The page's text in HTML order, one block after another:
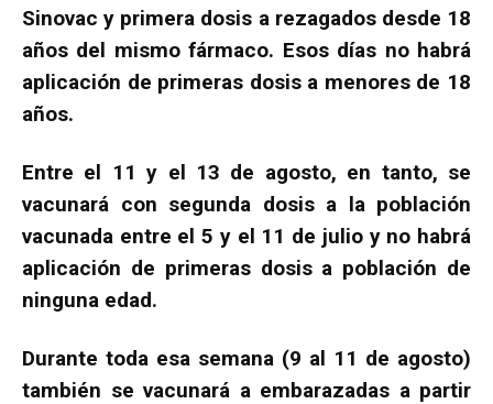
Sinovac y primera dosis a rezagados desde 18
años del mismo fármaco. Esos días no habrá
aplicación de primeras dosis a menores de 18
años.
Entre el 11 y el 13 de agosto, en tanto, se
vacunará con segunda dosis a la población
vacunada entre el 5 y el 11 de julio y no habrá
aplicación de primeras dosis a población de
ninguna edad.
Durante toda esa semana (9 al 11 de agosto)
también se vacunará a embarazadas a partir